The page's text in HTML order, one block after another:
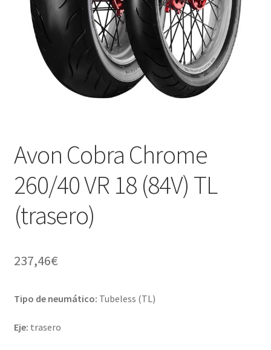
Avon Cobra Chrome
260/40 VR 18 (84V) TL
(trasero)
237,46€
Tipo de neumático: Tubeless (TL)
Eje: trasero